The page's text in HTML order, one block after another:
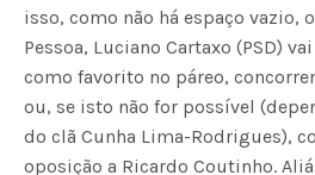
isso, como não há espaço vazio,
Pessoa, Luciano Cartaxo (PSD)
como favorito no páreo,
ou, se isto não for possível
do clã Cunha Lima-Rodrigues),
oposição a Ricardo Coutinho.